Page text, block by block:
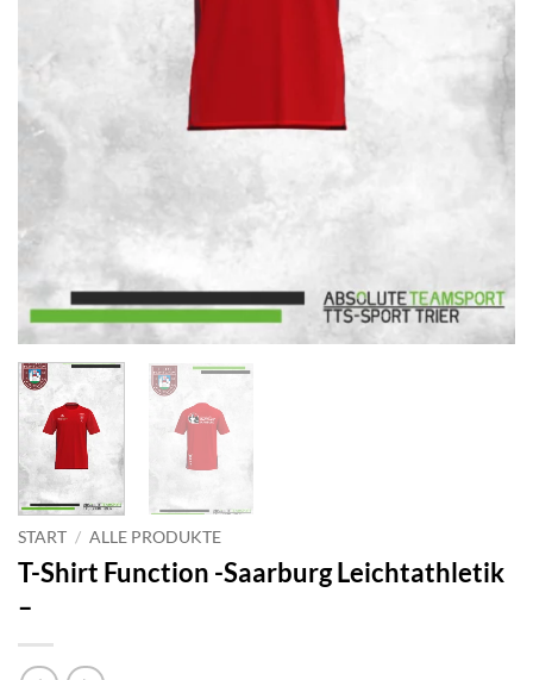
START / ALLE PRODUKTE
T-Shirt Function -Saarburg Leichtathletik
–